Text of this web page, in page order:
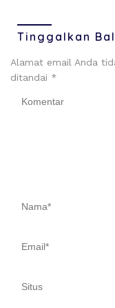
Tinggalkan
Alamat email Anda
ditandai *